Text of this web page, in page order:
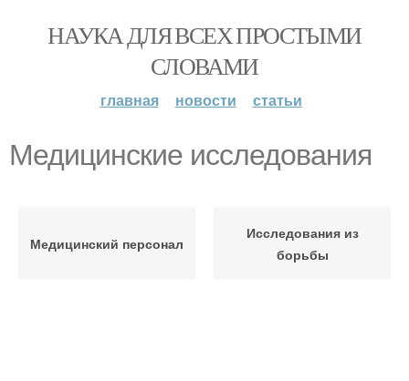
НАУКА ДЛЯ ВСЕХ ПРОСТЫМИ
СЛОВАМИ
главная новости статьи
Медицинские исследования
Медицинский персонал
Исследования из
борьбы